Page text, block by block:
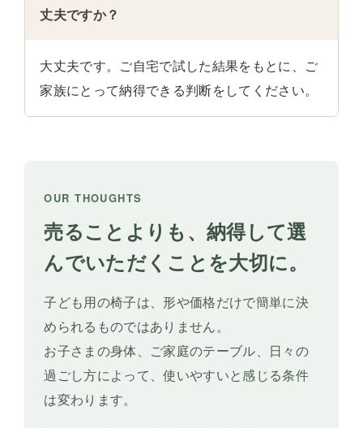
丈夫ですか？
大丈夫です。ご自宅で試した結果をもとに、ご
家族にとって納得できる判断をしてください。
OUR THOUGHTS
売ることよりも、納得して選
んでいただくことを大切に。
子ども用の椅子は、形や価格だけで簡単に決
められるものではありません。
お子さまの身体、ご家庭のテーブル、日々の
過ごし方によって、使いやすいと感じる条件
は変わります。